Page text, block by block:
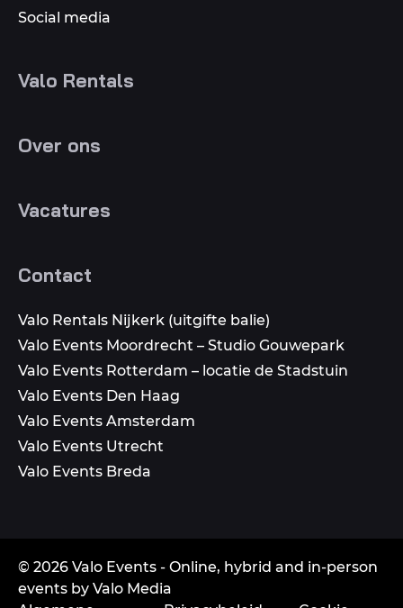
Social media
Valo Rentals
Over ons
Vacatures
Contact
Valo Rentals Nijkerk (uitgifte balie)
Valo Events Moordrecht – Studio Gouwepark
Valo Events Rotterdam – locatie de Stadstuin
Valo Events Den Haag
Valo Events Amsterdam
Valo Events Utrecht
Valo Events Breda
© 2026 Valo Events - Online, hybrid and in-person
events by Valo Media